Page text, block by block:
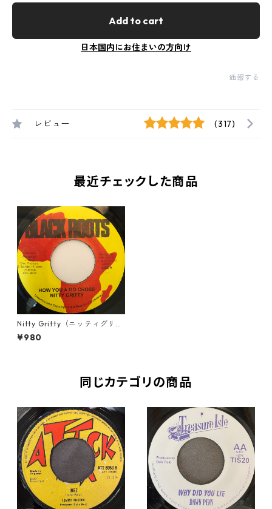
Add to cart
日本国内にお住まいの方向け
通報する
レビュー (317)
最近チェックした商品
Nitty Gritty（ニッティグリッ
ティ） - How You A Go Cros
s【7-20256】
¥980
同じカテゴリの商品